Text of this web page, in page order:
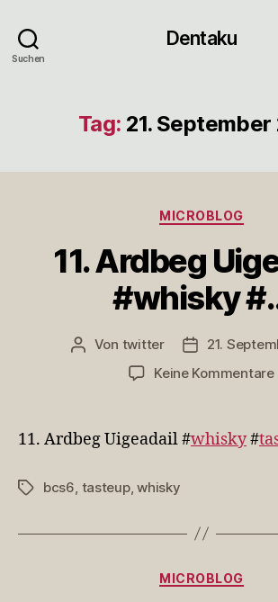
Suchen
Dentaku
Tag: 21. September
Kategorien
MICROBLOG
11. Ardbeg
#whisky
Beitragsautor
Von twitter
21.
Keine Kommentare
11. Ardbeg Uigeadail #whisky#
Schlagwörter
bcs6 tasteup,whisky
Kategorien
MICROBLOG